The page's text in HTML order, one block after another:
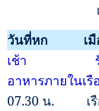
วันที่หก
เ
เช้า
อาหารภายในเ
07.30 น. เ